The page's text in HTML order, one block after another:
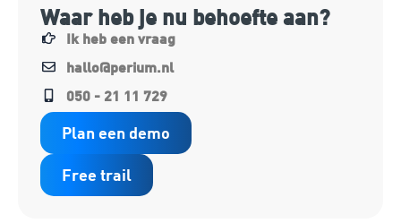
Waar heb je nu behoefte aan?
Ik heb een vraag
hallo@perium.nl
050 - 21 11 729
Plan een demo
Free trail